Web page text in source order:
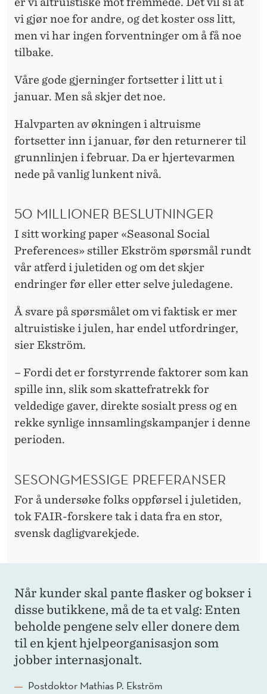
vi gjør noe for andre, og det koster oss litt,
men vi har ingen forventninger om å få noe
tilbake.
Våre gode gjerninger fortsetter i litt ut i
januar. Men så skjer det noe.
Halvparten av økningen i altruisme
fortsetter inn i januar, før den returnerer til
grunnlinjen i februar. Da er hjertevarmen
nede på vanlig lunkent nivå.
50 MILLIONER BESLUTNINGER
I sitt working paper «Seasonal Social
Preferences» stiller Ekström spørsmål rundt
vår atferd i juletiden og om det skjer
endringer før eller etter selve juledagene.
Å svare på spørsmålet om vi faktisk er mer
altruistiske i julen, har endel utfordringer,
sier Ekström.
– Fordi det er forstyrrende faktorer som kan
spille inn, slik som skattefratrekk for
veldedige gaver, direkte sosialt press og en
rekke synlige innsamlingskampanjer i denne
perioden.
SESONGMESSIGE PREFERANSER
For å undersøke folks oppførsel i juletiden,
tok FAIR-forskere tak i data fra en stor,
svensk dagligvarekjede.
Når kunder skal pante flasker og bokser i
disse butikkene, må de ta et valg: Enten
beholde pengene selv eller donere dem
til en kjent hjelpeorganisasjon som
jobber internasjonalt.
Postdoktor Mathias P. Ekström